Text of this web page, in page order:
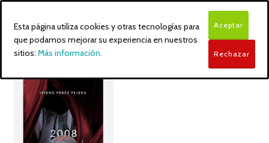
Esta página utiliza cookies y otras tecnologías para
que podamos mejorar su experiencia en nuestros
sitios: Más información.
Aceptar
Rechazar